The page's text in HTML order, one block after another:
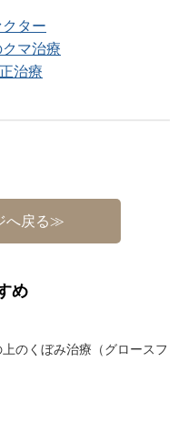
ター
マ治療
治療
へ戻る≫
め
のくぼみ治療（グロースフ